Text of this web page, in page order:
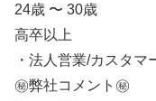
24歳 〜 30歳
高卒以上
・法人営業/カスタ
㊙️弊社コメント㊙️